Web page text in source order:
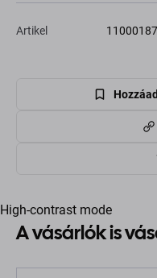
Artikel
High-contrast mode
A vásárlók is